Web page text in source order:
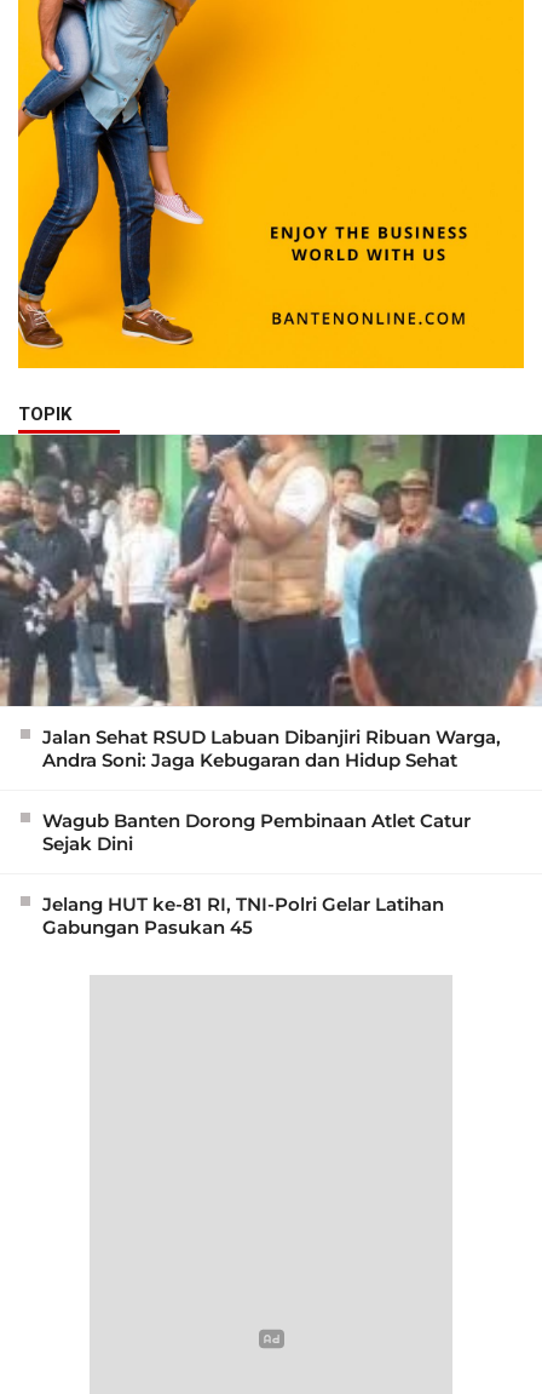
TOPIK
Jalan Sehat RSUD Labuan Dibanjiri Ribuan Warga,
Andra Soni: Jaga Kebugaran dan Hidup Sehat
Wagub Banten Dorong Pembinaan Atlet Catur
Sejak Dini
Jelang HUT ke-81 RI, TNI-Polri Gelar Latihan
Gabungan Pasukan 45